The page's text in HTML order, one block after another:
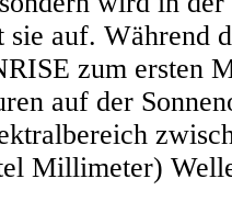
auf. Während
zum ersten
auf der
Millimeter)